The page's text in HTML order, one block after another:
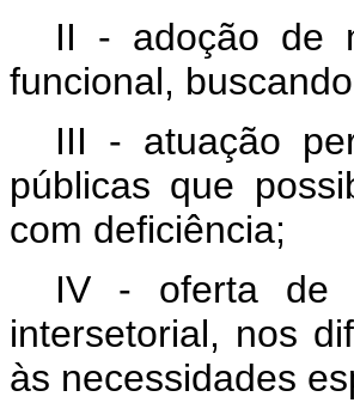
II - adoção de
funcional,
III - atuação
públicas que
com deficiência;
IV - oferta de
intersetorial, nos
às necessidades